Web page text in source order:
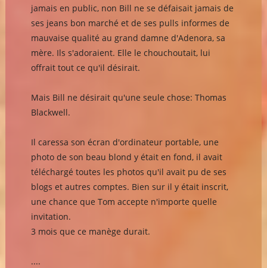
jamais en public, non Bill ne se défaisait jamais de
ses jeans bon marché et de ses pulls informes de
mauvaise qualité au grand damne d'Adenora, sa
mère. Ils s'adoraient. Elle le chouchoutait, lui
offrait tout ce qu'il désirait.
Mais Bill ne désirait qu'une seule chose: Thomas
Blackwell.
Il caressa son écran d'ordinateur portable, une
photo de son beau blond y était en fond, il avait
téléchargé toutes les photos qu'il avait pu de ses
blogs et autres comptes. Bien sur il y était inscrit,
une chance que Tom accepte n'importe quelle
invitation.
3 mois que ce manège durait.
....